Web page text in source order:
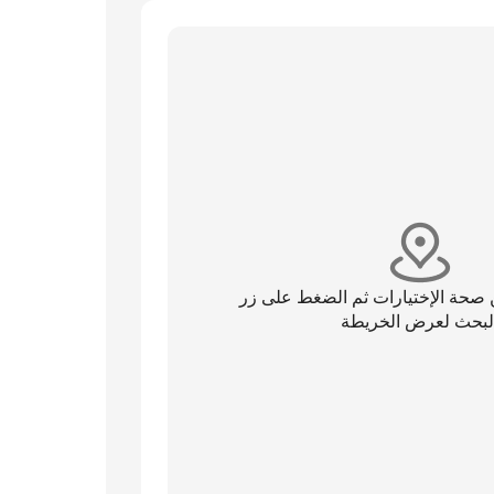
صحة الإختيارات ثم الضغط على زر
البحث لعرض الخريطة